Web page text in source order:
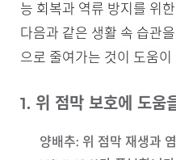
능 회복과 역류 방지를 위
다음과 같은 생활 속 습관
으로 줄여가는 것이 도움이
1. 위 점막 보호에 도움
양배추: 위 점막 재생과